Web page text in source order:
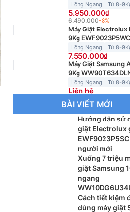
Lồng Ngang Từ 8-
5.950.000
6.490.000-8%
Máy Giặt Electrolux
9Kg EWF9023P5WC
Lồng Ngang Từ 8-
7.550.000
Máy Giặt Samsung
9Kg
Lồng Ngang Từ 8-
Liên hệ
BÀI VIẾT MỚI
Hướng dẫn sử
giặt Electrolux
người mới
Xuống 7 triệu
giặt Samsung
ngang
đáng?
Cách tiết kiệm
dùng máy giặt